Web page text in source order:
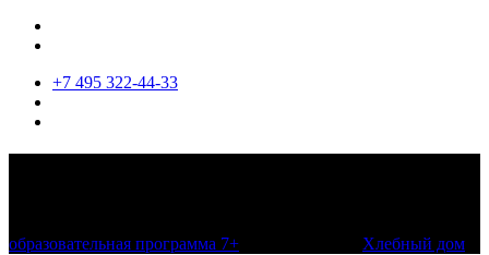
+7 495 322-44-33
образовательная программа 7+
Хлебный дом